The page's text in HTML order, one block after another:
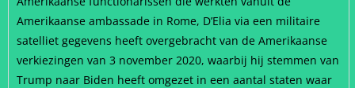
Amerikaanse ambassade in Rome, D’Elia via een militaire
satelliet gegevens heeft overgebracht van de Amerikaanse
verkiezingen van 3 november 2020, waarbij hij stemmen van
Trump naar Biden heeft omgezet in een aantal staten waar